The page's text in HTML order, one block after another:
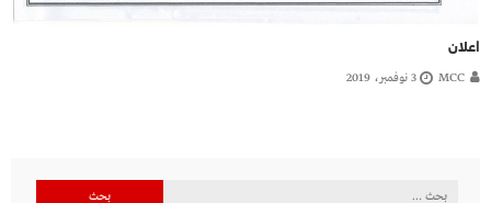
اعلان
MCC 3 نوفمبر، 2019
البحث